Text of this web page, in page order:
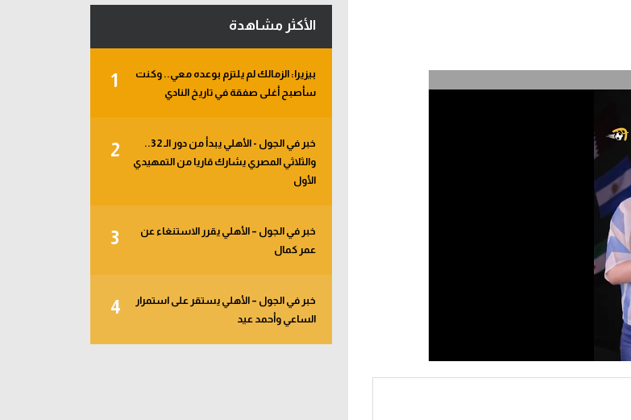
الأكثر مشاهدة
1
بيزيرا: الزمالك لم يلتزم بوعده معي.. وكنت
سأصبح أغلى صفقة في تاريخ النادي
2
خبر في الجول - الأهلي يبدأ من دور الـ 32..
والثلاثي المصري يشارك قاريا من التمهيدي
الأول
3
خبر في الجول – الأهلي يقرر الاستنغاء عن
عمر كمال
4
خبر في الجول – الأهلي يستقر على استمرار
الساعي وأحمد عيد